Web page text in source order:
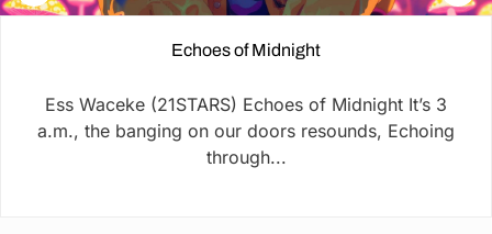
Echoes of Midnight
Ess Waceke (21STARS) Echoes of Midnight It’s 3
a.m., the banging on our doors resounds, Echoing
through...